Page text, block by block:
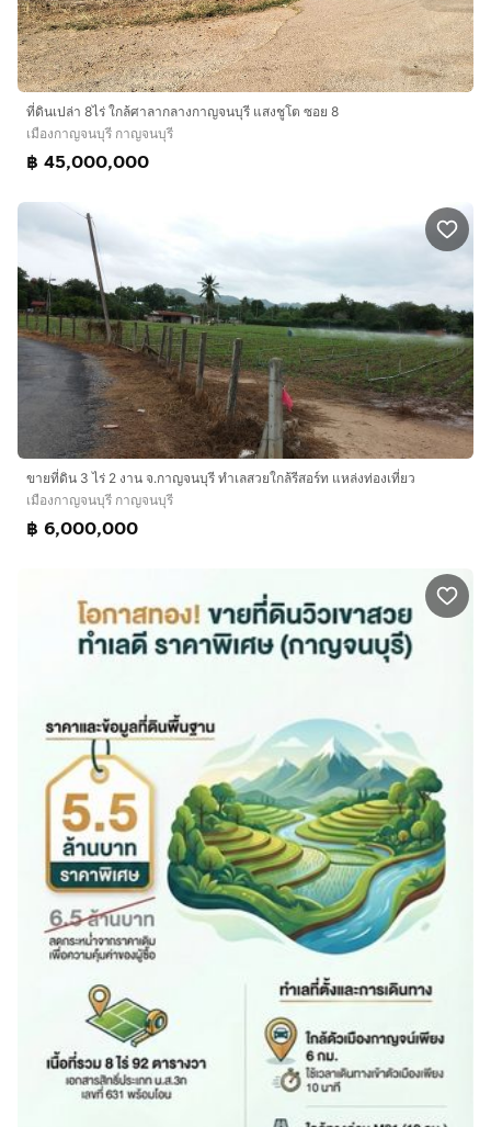
ที่ดินเปล่า 8ไร่ ใกล้ศาลากลางกาญจนบุรี แสงชูโต ซอย 8
เมืองกาญจนบุรี กาญจนบุรี
฿ 45,000,000
ขายที่ดิน 3 ไร่ 2 งาน จ.กาญจนบุรี ทำเลสวยใกล้รีสอร์ท แหล่งท่องเที่ยว
เมืองกาญจนบุรี กาญจนบุรี
฿ 6,000,000